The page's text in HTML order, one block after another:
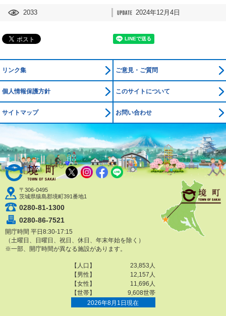
2033 2024年12月4日
リンク集 ご意見・ご質問
個人情報保護方針 このサイトについて
サイトマップ お問い合わせ
境町公式ホームページ
〒306-0495
茨城県猿島郡境町391番地1
0280-81-1300
0280-86-7521
開庁時間 平日8:30-17:15
（土曜日、日曜日、祝日、休日、年末年始を除く）
※一部、開庁時間が異なる施設があります。
X Instagram
Facebook
LINE